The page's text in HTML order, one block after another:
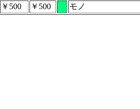
￥500 ￥500 モノ